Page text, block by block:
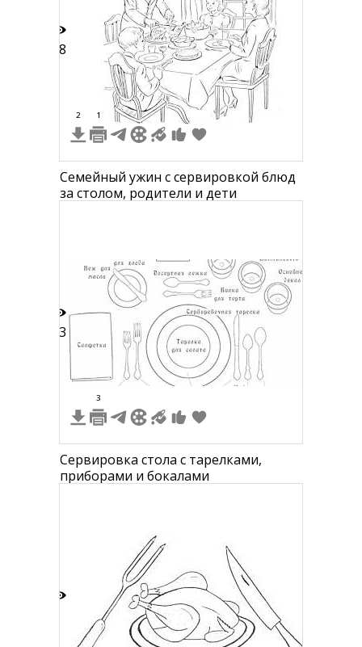
18
2 1
Семейный ужин с сервировкой блюд
за столом, родители и дети
13
3
Сервировка стола с тарелками,
приборами и бокалами